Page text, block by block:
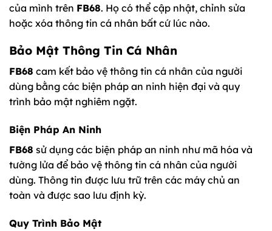
của mình trên FB68. Họ có thể cập nhật, chỉnh sửa
hoặc xóa thông tin cá nhân bất cứ lúc nào.
Bảo Mật Thông Tin Cá Nhân
FB68 cam kết bảo vệ thông tin cá nhân của người
dùng bằng các biện pháp an ninh hiện đại và quy
trình bảo mật nghiêm ngặt.
Biện Pháp An Ninh
FB68 sử dụng các biện pháp an ninh như mã hóa và
tường lửa để bảo vệ thông tin cá nhân của người
dùng. Thông tin được lưu trữ trên các máy chủ an
toàn và được sao lưu định kỳ.
Quy Trình Bảo Mật